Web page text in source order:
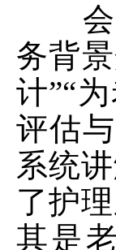
务背
计”“
评估
系统
了护
其是